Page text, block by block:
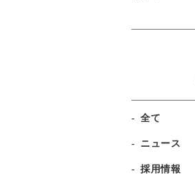
全て
ニュース
採用情報